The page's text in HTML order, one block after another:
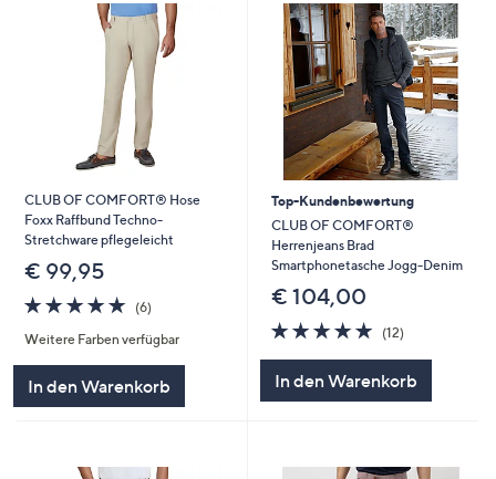
CLUB OF COMFORT® Hose
Foxx Raffbund Techno-
Stretchware pflegeleicht
€ 99,95
4.8
von
5
(6)
Weitere Farben verfügbar
In den Warenkorb
Top-Kundenbewertung
CLUB OF COMFORT®
Herrenjeans Brad
Smartphonetasche Jogg-Denim
€ 104,00
4.8
von
5
(12)
In den Warenkorb